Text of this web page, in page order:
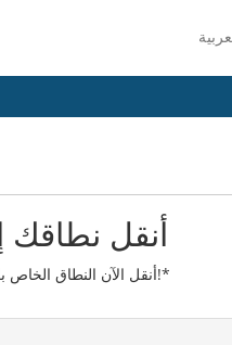
أنقل نطاقك
أنقل الآن النطاق الخاص بك لسنة!*